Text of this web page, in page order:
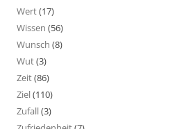
Wert(17)
Wissen (56)
Wunsch (8)
Wut(3)
Zeit(86)
Ziel(110)
Zufall(3)